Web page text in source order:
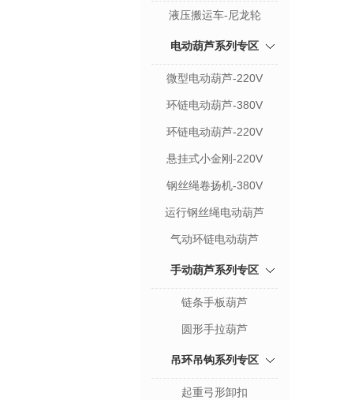
液压搬运车-尼龙轮
电动葫芦系列专区
微型电动葫芦-220V
环链电动葫芦-380V
环链电动葫芦-220V
悬挂式小金刚-220V
钢丝绳卷扬机-380V
运行钢丝绳电动葫芦
气动环链电动葫芦
手动葫芦系列专区
链条手板葫芦
圆形手拉葫芦
吊环吊钩系列专区
起重弓形卸扣